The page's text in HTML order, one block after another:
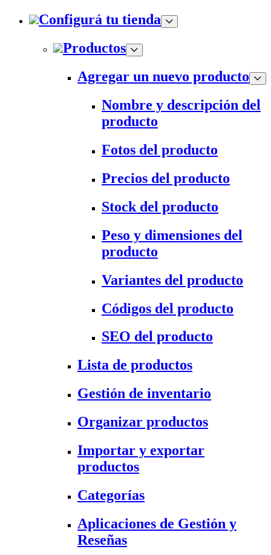
Configurá tu tienda
Productos
Agregar un nuevo producto
Nombre y descripción del
producto
Fotos del producto
Precios del producto
Stock del producto
Peso y dimensiones del
producto
Variantes del producto
Códigos del producto
SEO del producto
Lista de productos
Gestión de inventario
Organizar productos
Importar y exportar
productos
Categorías
Aplicaciones de Gestión y
Reseñas